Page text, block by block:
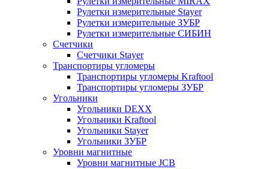
Рулетки измерительные Stayer
Рулетки измерительные ЗУБР
Рулетки измерительные СИБИН
Счетчики
Счетчики Stayer
Транспортиры угломеры
Транспортиры угломеры Kraftool
Транспортиры угломеры ЗУБР
Угольники
Угольники DEXX
Угольники Kraftool
Угольники Stayer
Угольники ЗУБР
Уровни магнитные
Уровни магнитные JCB